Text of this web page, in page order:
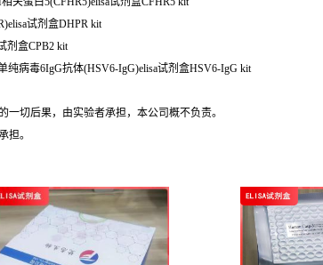
试剂盒DHPR kit
剂盒CPB2 kit
病毒6IgG抗体(HSV6-IgG)elisa试剂盒HSV6-IgG kit
切后果，由实验者承担，本公司概不负责。
担。